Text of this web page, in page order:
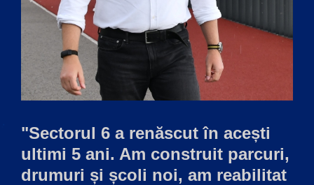
"Sectorul 6 a renăscut în acești
ultimi 5 ani. Am construit parcuri,
drumuri și școli noi, am reabilitat